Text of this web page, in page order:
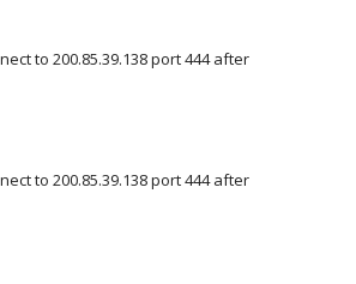
to 200.85.39.138 port 444 after
to 200.85.39.138 port 444 after